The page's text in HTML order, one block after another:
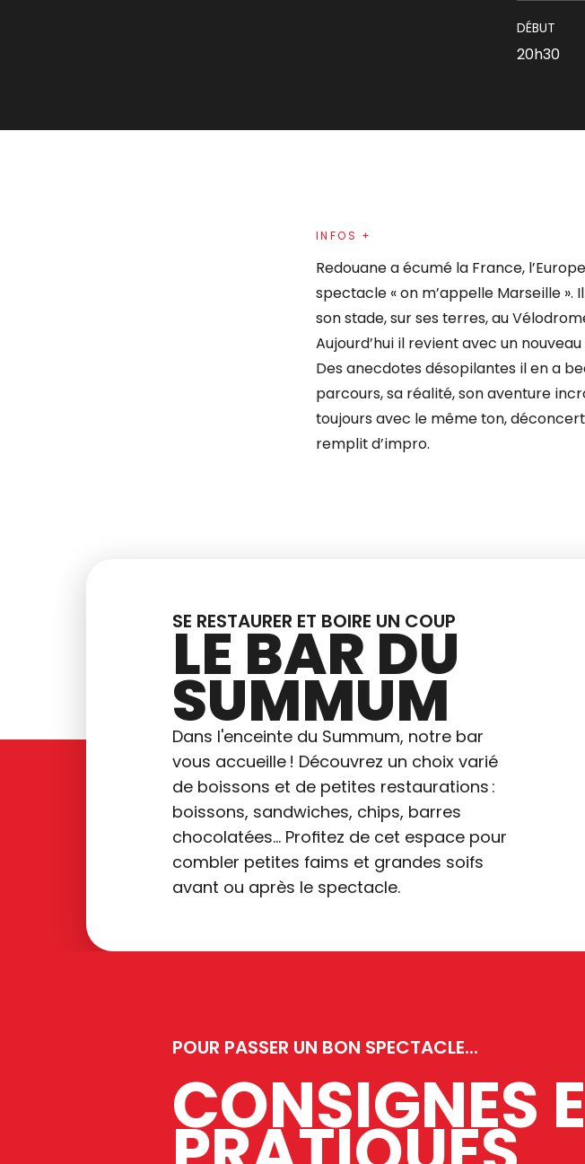
DÉBUT
20h30
INFOS +
Redouane a écumé la France,
spectacle « on m’appelle Marseille
son stade, sur ses terres, au
Aujourd’hui il revient avec un nouveau
Des anecdotes désopilantes il en a
parcours, sa réalité, son aventure
toujours avec le même ton,
remplit d’impro.
SE RESTAURER ET BOIRE UN COUP
LE BAR DU
SUMMUM
Dans l'enceinte du Summum, notre bar
vous accueille ! Découvrez un choix varié
de boissons et de petites restaurations :
boissons, sandwiches, chips, barres
chocolatées... Profitez de cet espace pour
combler petites faims et grandes soifs
avant ou après le spectacle.
POUR PASSER UN BON SPECTACLE...
CONSIGNES